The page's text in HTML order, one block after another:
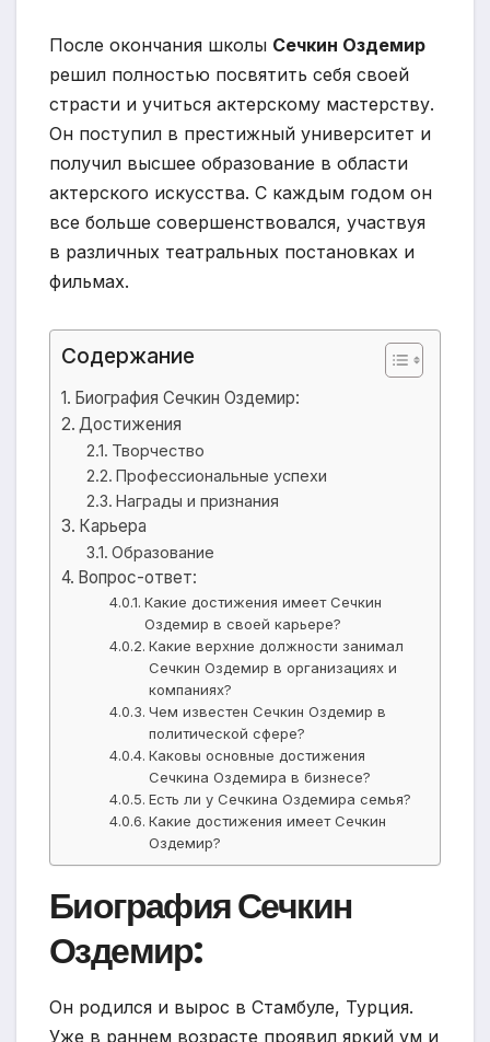
После окончания школы Сечкин Оздемир
решил полностью посвятить себя своей
страсти и учиться актерскому мастерству.
Он поступил в престижный университет и
получил высшее образование в области
актерского искусства. С каждым годом он
все больше совершенствовался, участвуя
в различных театральных постановках и
фильмах.
Содержание
Биография Сечкин Оздемир:
Достижения
Творчество
Профессиональные успехи
Награды и признания
Карьера
Образование
Вопрос-ответ:
Какие достижения имеет Сечкин
Оздемир в своей карьере?
Какие верхние должности занимал
Сечкин Оздемир в организациях и
компаниях?
Чем известен Сечкин Оздемир в
политической сфере?
Каковы основные достижения
Сечкина Оздемира в бизнесе?
Есть ли у Сечкина Оздемира семья?
Какие достижения имеет Сечкин
Оздемир?
Биография Сечкин
Оздемир:
Он родился и вырос в Стамбуле, Турция.
Уже в раннем возрасте проявил яркий ум и